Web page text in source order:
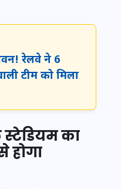
रेलवे ने 6
टीम को मिला
का
होगा